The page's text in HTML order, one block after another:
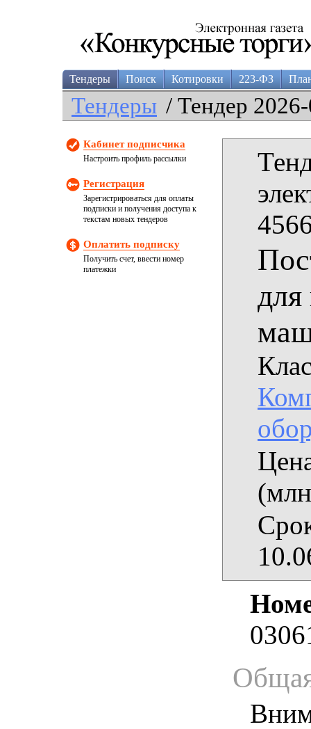
Тендеры Поиск Котировки 223-ФЗ
Тендеры / Тендер
Кабинет подписчика
Настроить профиль рассылки
Регистрация
Зарегистрироваться для оплаты
подписки и получения доступа к
текстам новых тендеров
Оплатить подписку
Получить счет, ввести номер
платежки